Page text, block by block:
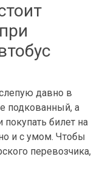
давно в
подкованный, а
билет на
и с умом. Чтобы
перевозчика,